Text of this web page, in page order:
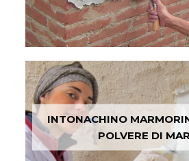
INTONACHINO
POLVERE DI